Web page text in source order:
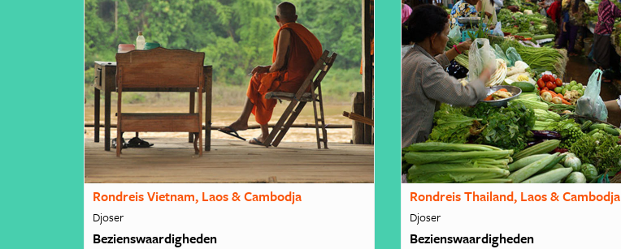
Rondreis Vietnam, Laos & Cambodja
Djoser
Bezienswaardigheden
Rondreis Thailand, Laos & Cambodja
Djoser
Bezienswaardigheden